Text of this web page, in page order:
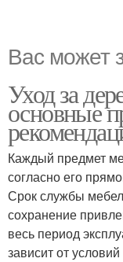
Вас может
Уход за
основные
Каждый предмет
согласно его
Срок службы
сохранение
весь период
зависит от